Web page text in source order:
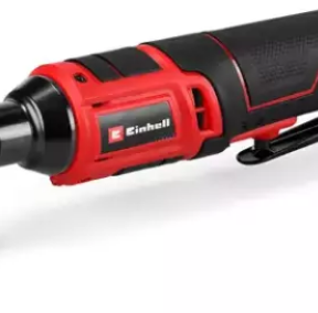
Kyntteliköt
Valoketjut ja
kuusenvalot
Joulukoristeet
Kranssit ja
asetelmat
Tontut ja